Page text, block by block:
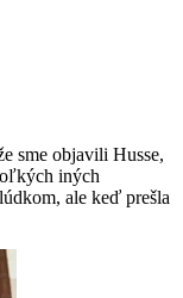
sme objavili Husse,
iných
ale keď prešla